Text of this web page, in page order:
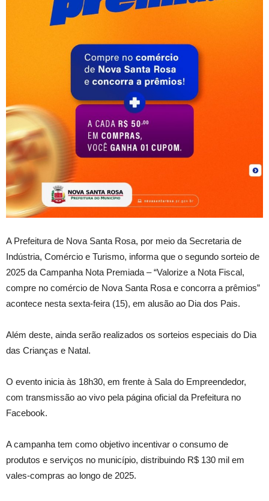
A Prefeitura de Nova Santa Rosa, por meio da Secretaria de
Indústria, Comércio e Turismo, informa que o segundo sorteio de
2025 da Campanha Nota Premiada – “Valorize a Nota Fiscal,
compre no comércio de Nova Santa Rosa e concorra a prêmios”
acontece nesta sexta-feira (15), em alusão ao Dia dos Pais.
Além deste, ainda serão realizados os sorteios especiais do Dia
das Crianças e Natal.
O evento inicia às 18h30, em frente à Sala do Empreendedor,
com transmissão ao vivo pela página oficial da Prefeitura no
Facebook.
A campanha tem como objetivo incentivar o consumo de
produtos e serviços no município, distribuindo R$ 130 mil em
vales-compras ao longo de 2025.